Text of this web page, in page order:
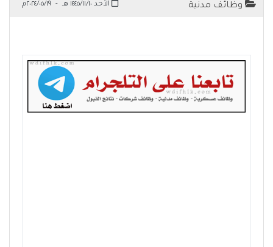
وظائف مدنية الأحد ١٤٤٥/١١/١٠ هـ - ٢٠٢٤/٠٥/١٩م